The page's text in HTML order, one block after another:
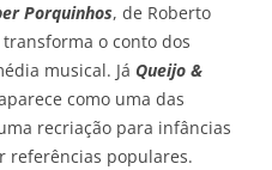
Porquinhos, de Roberto
transforma o conto dos
musical. Já Queijo &
como uma das
recriação para infâncias
referências populares.